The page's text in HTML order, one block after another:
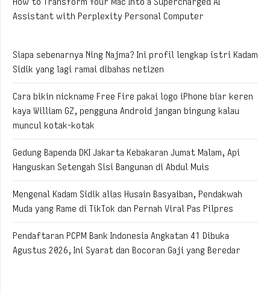
Assistant with Perplexity Personal Computer
Siapa sebenarnya Ning Najma? Ini profil lengkap istri Kadam
Sidik yang lagi ramai dibahas netizen
Cara bikin nickname Free Fire pakai logo iPhone biar keren
kaya William GZ, pengguna Android jangan bingung kalau
muncul kotak-kotak
Gedung Bapenda DKI Jakarta Kebakaran Jumat Malam, Api
Hanguskan Setengah Sisi Bangunan di Abdul Muis
Mengenal Kadam Sidik alias Husain Basyaiban, Pendakwah
Muda yang Rame di TikTok dan Pernah Viral Pas Pilpres
Pendaftaran PCPM Bank Indonesia Angkatan 41 Dibuka
Agustus 2026, Ini Syarat dan Bocoran Gaji yang Beredar